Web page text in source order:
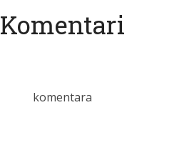
Komentari
komentara